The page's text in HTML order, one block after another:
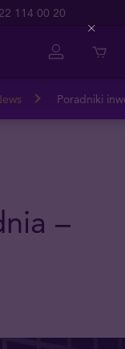
114 00 20
Poradniki
–
Close